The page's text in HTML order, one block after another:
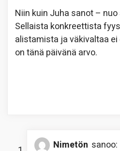
Niin kuin Juha sanot –
Sellaista konkreettista
alistamista ja väkivaltaa
on tänä päivänä arvo.
Nimetön sanoo: